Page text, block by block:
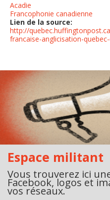
Acadie
Francophonie canadienne
Lien de la source:
http://
francaise-anglicisation-
Espace militant
Vous trouverez ici
Facebook, logos et
vos réseaux.